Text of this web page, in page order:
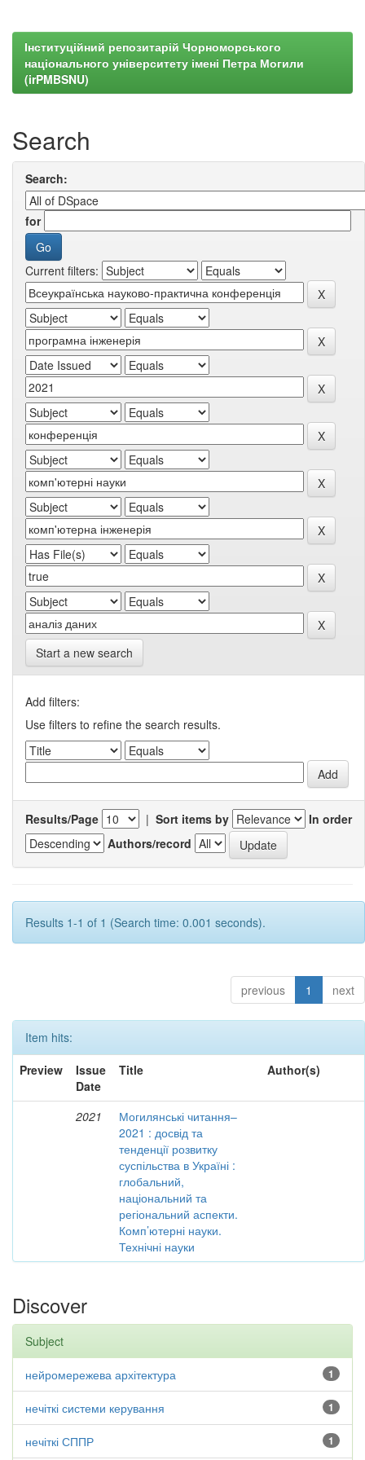
Інституційний репозитарій Чорноморського
національного університету імені Петра Могили
(irPMBSNU)
Search
Search:
for
Current filters:
Start a new search
Add filters:
Use filters to refine the search results.
Results/Page | Sort items by
In order
Authors/record
Results 1-1 of 1 (Search time: 0.001 seconds).
previous 1 next
Item hits:
Preview
Issue
Date
Title Author(s)
2021
Могилянські читання–
2021 : досвід та
тенденції розвитку
суспільства в Україні :
глобальний,
національний та
регіональний аспекти.
Комп’ютерні науки.
Технічні науки
Discover
Subject
1
нейромережева архітектура
1
нечіткі системи керування
1
нечіткі СППР